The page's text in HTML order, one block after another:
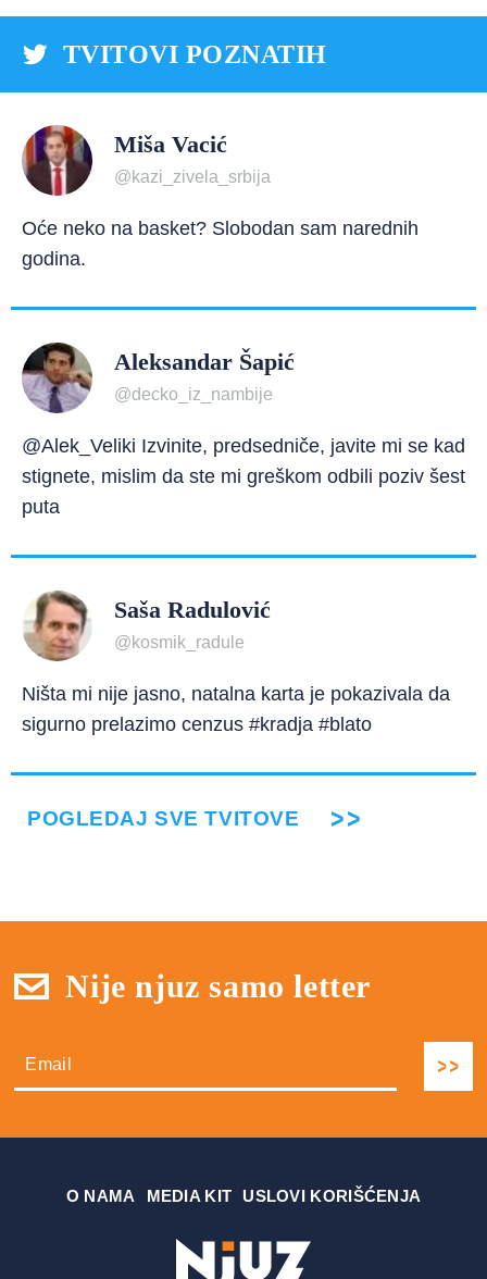
TVITOVI POZNATIH
Miša Vacić
@kazi_zivela_srbija
Oće neko na basket? Slobodan sam narednih
godina.
Aleksandar Šapić
@decko_iz_nambije
@Alek_Veliki Izvinite, predsedniče, javite mi se kad
stignete, mislim da ste mi greškom odbili poziv šest
puta
Saša Radulović
@kosmik_radule
Ništa mi nije jasno, natalna karta je pokazivala da
sigurno prelazimo cenzus #kradja #blato
POGLEDAJ SVE TVITOVE
Nije njuz samo letter
О NAMA MEDIA KIT USLOVI KORIŠĆENJA